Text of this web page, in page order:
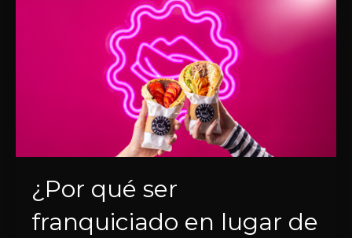
¿Por qué ser
franquiciado en lugar de